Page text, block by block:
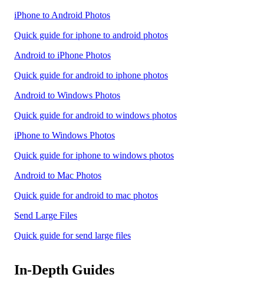
iPhone to Android Photos
Quick guide for iphone to android photos
Android to iPhone Photos
Quick guide for android to iphone photos
Android to Windows Photos
Quick guide for android to windows photos
iPhone to Windows Photos
Quick guide for iphone to windows photos
Android to Mac Photos
Quick guide for android to mac photos
Send Large Files
Quick guide for send large files
In-Depth Guides